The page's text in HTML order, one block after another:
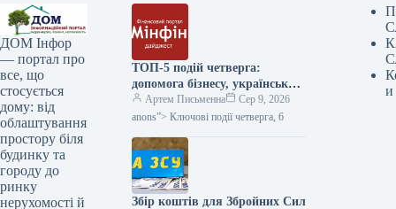
ДОМ Інфор
— портал про
все, що
стосується
дому: від
облаштування
простору біля
будинку та
городу до
ринку
нерухомості й
ТОП-5 подій четверга:
допомога бізнесу, український
ВВП та авто з пробігом з ЄС
— Мінфін
Артем Письменна
Сер 9, 2026
anons”> Ключові події четверга, 6
Збір коштів для Збройних Сил
и